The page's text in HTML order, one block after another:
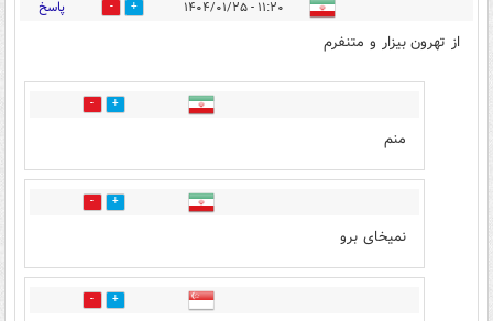
۱۱:۲۰ - ۱۴۰۴/۰۱/۲۵ 4 پاسخ
از تهرون بیزار و متنفرم
3
منم
1
نمیخای برو
2